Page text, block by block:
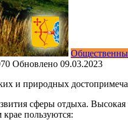
Обновлено 09.03.2023
и природных
сферы отдыха.
пользуются: